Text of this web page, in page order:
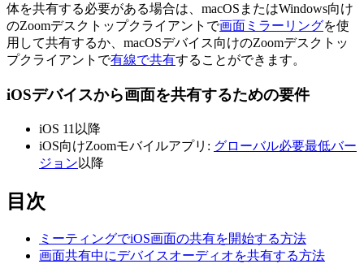
体を共有する必要がある場合は、macOSまたはWindows向け
のZoomデスクトップクライアントで画面ミラーリングを使
用して共有するか、macOSデバイス向けのZoomデスクトッ
プクライアントで有線で共有することができます。
iOSデバイスから画面を共有するための要件
iOS 11以降
iOS向けZoomモバイルアプリ: グローバル必要最低バー
ジョン 以降
目次
ミーティングでiOS画面の共有を開始する方法
画面共有中にデバイスオーディオを共有する方法